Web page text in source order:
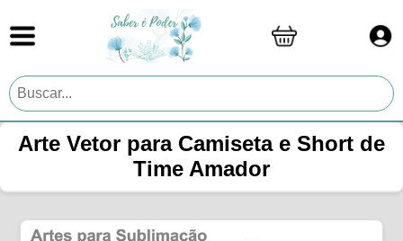
Arte Vetor para Camiseta e Short de
Time Amador